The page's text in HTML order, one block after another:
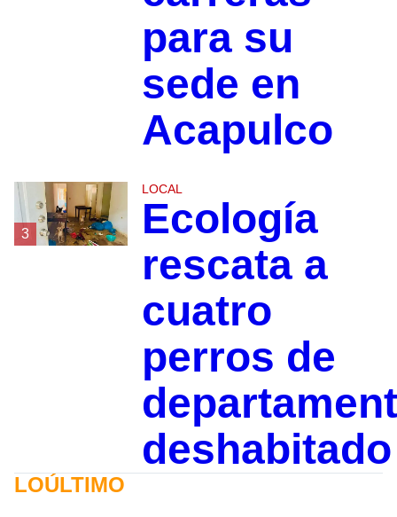
para su
sede en
Acapulco
3
LOCAL
Ecología
rescata a
cuatro
perros de
deshabitado
LOÚLTIMO